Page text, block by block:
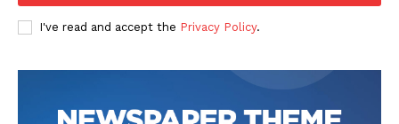
I've read and accept the Privacy Policy.